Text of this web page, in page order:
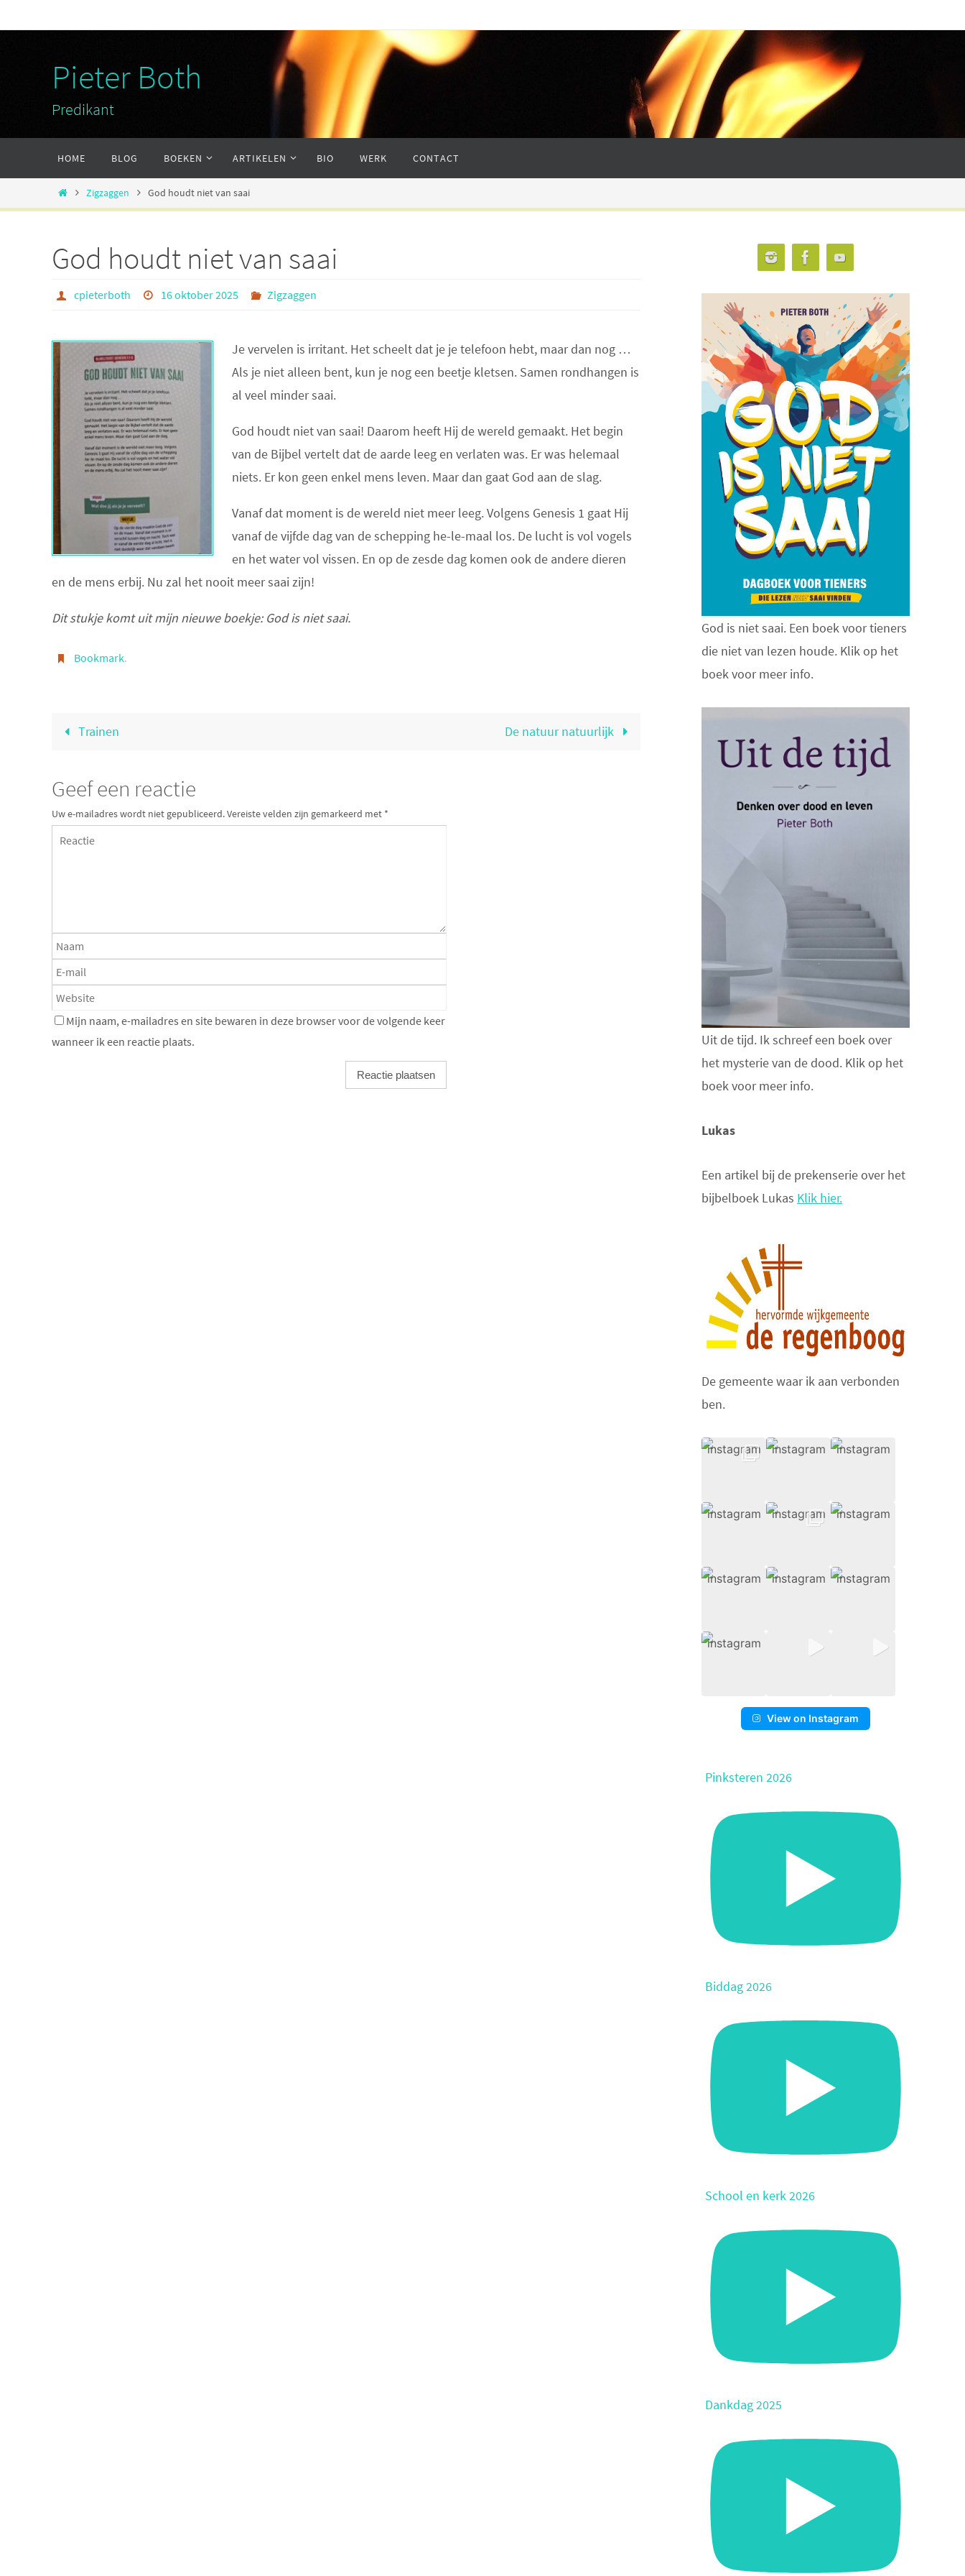
naar
Pieter Both
Predikant
de
HOME BLOG BOEKEN ARTIKELEN BIO WERK CONTACT
HomeZigzaggen God houdt niet van saai
God houdt niet van saai
cpieterboth 16 oktober 2025 Zigzaggen
Je vervelen is irritant. Het scheelt dat je je telefoon hebt, maar dan nog …
Als je niet alleen bent, kun je nog een beetje kletsen. Samen rondhangen is
al veel minder saai.
God houdt niet van saai! Daarom heeft Hij de wereld gemaakt. Het begin
van de Bijbel vertelt dat de aarde leeg en verlaten was. Er was helemaal
niets. Er kon geen enkel mens leven. Maar dan gaat God aan de slag.
Vanaf dat moment is de wereld niet meer leeg. Volgens Genesis 1 gaat Hij
vanaf de vijfde dag van de schepping he-le-maal los. De lucht is vol vogels
en het water vol vissen. En op de zesde dag komen ook de andere dieren
en de mens erbij. Nu zal het nooit meer saai zijn!
Dit stukje komt uit mijn nieuwe boekje: God is niet saai.
Bookmark.
Trainen De natuur natuurlijk
Geef een reactie
Uw e-mailadres wordt niet gepubliceerd.Vereiste velden zijn gemarkeerd met *
Mijn naam, e-mailadres en site bewaren in deze browser voor de volgende keer
wanneer ik een reactie plaats.
God is niet saai. Een boek voor tieners
die niet van lezen houde. Klik op het
boek voor meer info.
Uit de tijd. Ik schreef een boek over
het mysterie van de dood. Klik op het
boek voor meer info.
Lukas
Een artikel bij de prekenserie over het
bijbelboek Lukas Klik hier.
De gemeente waar ik aan verbonden
ben.
View on Instagram
Pinksteren 2026
Biddag 2026
School en kerk 2026
Dankdag 2025